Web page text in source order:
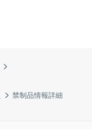
禁制品情報詳細